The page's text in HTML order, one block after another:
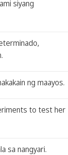
siyang
ng maayos.
to test her
sa nangyari.